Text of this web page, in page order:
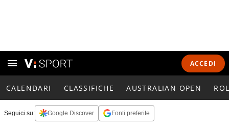
ACCEDI
CALENDARI CLASSIFICHE AUSTRALIAN OPEN
Seguici su: Google Discover Fonti preferite